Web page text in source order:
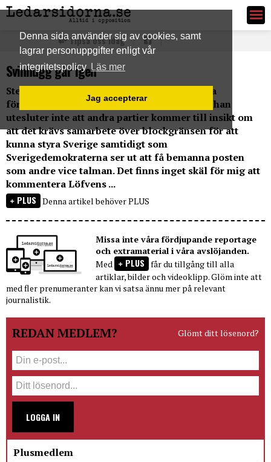
Denna sida använder sig av cookies, samt
lagrar personuppgifter enligt vår
integritetspolicyLäs mer
Jag accepterar
Ledarsidorna.se
Tipsa oss idag
Svinhugg går igen
Stefan Löfven har fått uppdraget att sondera
förutsättningarna för att bilda regering och han
utesluter inte att andra partier kommer till insikt om
att det krävs samarbete över blockgränsen för att
kunna styra Sverige samtidigt som
Sverigedemokraterna ser ut att få bemanna posten
som andre vice talman. Det finns inget skäl för mig att
kommentera Löfvens ...
PLUS Denna artikel behöver PLUS
Missa inte våra fördjupande reportage
och extramaterial i våra avslöjanden.
Med
PLUS får du tillgång till alla
artiklar, bilder och videoklipp. Glöm inte att
med fler prenumeranter kan vi satsa ännu mer på relevant
journalistik.
REDAN MEDLEM? Glömt ditt lösenord?
LOGGA IN
Plusmedlem